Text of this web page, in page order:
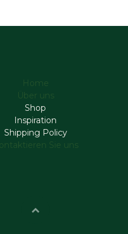
Home
Über uns
Shop
Inspiration
Shipping Policy
Sie uns